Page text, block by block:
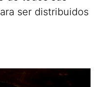
ser distribuidos